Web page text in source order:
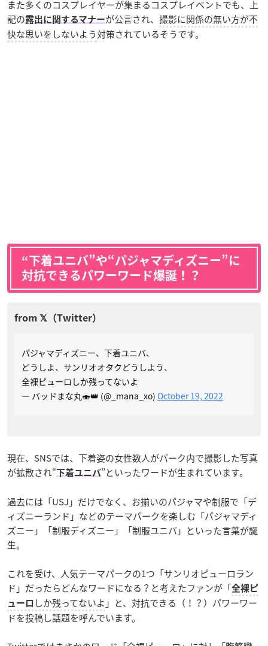
また多くのコスプレイヤーが集まるコスプレイベントでも、上
記の露出に関するマナーが公言され、 撮影に関係の無い方が不
快な思いをしないよう対策されているそうです。
“下着ユニバ”や“パジャマディズニー”に
対抗できるパワーワード爆誕！？
パジャマディズニー、下着ユニバ、
どうしよ、サンリオオタクどうしよう、
全裸ピューロしか残ってないよ
— バッドまな丸🍣👑 (@_mana_xo) October 19, 2022
現在、SNSでは、下着姿の女性数人がパーク内で撮影した写真
が拡散され“下着ユニバ”といったワードが生まれています。
過去には「USJ」だけでなく、お揃いのパジャマや制服で「デ
ィズニーランド」などのテーマパークを楽しむ「パジャマディ
ズニー」「制服ディズニー」「制服ユニバ」といった言葉が誕
生。
これを受け、人気テーマパークの1つ「サンリオピューロラン
ド」だったらどんなワードになる？と考えたファンが「全裸ピ
ューロ しか残ってないよ 」と、対抗できる（！？）パワーワー
ドを投稿し話題を呼んでいます。